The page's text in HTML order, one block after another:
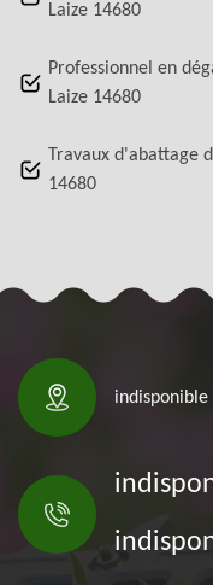
Laize 14680
Professionnel en
Laize 14680
Travaux d'abattage
14680
indisponible